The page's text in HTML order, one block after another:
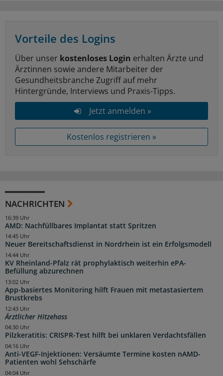
Vorteile des Logins
Über unser kostenloses Login erhalten Ärzte und
Ärztinnen sowie andere Mitarbeiter der
Gesundheitsbranche Zugriff auf mehr
Hintergründe, Interviews und Praxis-Tipps.
Jetzt anmelden »
Kostenlos registrieren »
NACHRICHTEN
AMD: Nachfüllbares Implantat statt Spritzen
16:39 Uhr
Neuer Bereitschaftsdienst in Nordrhein ist ein Erfolgsmodell
14:45 Uhr
KV Rheinland-Pfalz rät prophylaktisch weiterhin ePA-
Befüllung abzurechnen
14:44 Uhr
App-basiertes Monitoring hilft Frauen mit metastasiertem
Brustkrebs
13:02 Uhr
Ärztlicher Hitzehass
12:43 Uhr
Pilzkeratitis: CRISPR-Test hilft bei unklaren Verdachtsfällen
04:30 Uhr
Anti-VEGF-Injektionen: Versäumte Termine kosten nAMD-
Patienten wohl Sehschärfe
04:16 Uhr
04:04 Uhr